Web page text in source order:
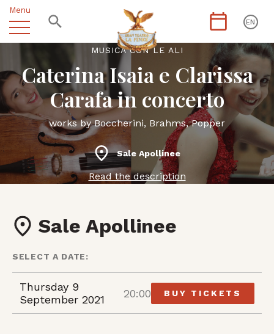
Menu
EN
MUSICA CON LE ALI
Caterina Isaia e Clarissa
Carafa in concerto
works by Boccherini, Brahms, Popper
Sale Apollinee
Read the description
Sale Apollinee
SELECT A DATE:
Thursday 9
September 2021
20:00 BUY TICKETS